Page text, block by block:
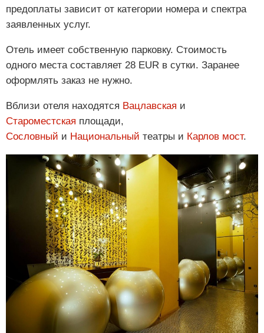
предоплаты зависит от категории номера и спектра
заявленных услуг.
Отель имеет собственную парковку. Стоимость
одного места составляет 28 EUR в сутки. Заранее
оформлять заказ не нужно.
Вблизи отеля находятся Вацлавская и
Староместская площади,
Сословный и Национальный театры и Карлов мост.